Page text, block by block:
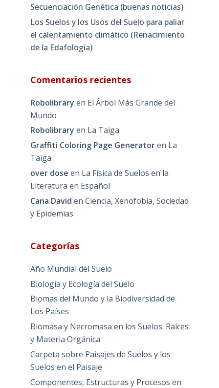
Secuenciación Genética (buenas noticias)
Los Suelos y los Usos del Suelo para paliar
el calentamiento climático (Renacimiento
de la Edafología)
Comentarios recientes
Robolibrary en El Árbol Más Grande del
Mundo
Robolibrary en La Taiga
Graffiti Coloring Page Generatoren La
Taiga
over dose en La Física de Suelos en la
Literatura en Español
Cana David en Ciencia, Xenofobia, Sociedad
y Epidemias
Categorías
Año Mundial del Suelo
Biología y Ecología del Suelo
Biomas del Mundo y la Biodiversidad de
Los Países
Biomasa y Necromasa en los Suelos: Raíces
y Materia Orgánica
Carpeta sobre Paisajes de Suelos y los
Suelos en el Paisaje
Componentes, Estructuras y Procesos en